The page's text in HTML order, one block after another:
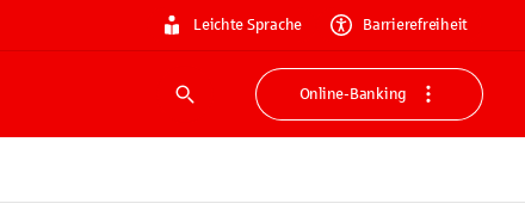
Leichte Sprache Barrierefreiheit
Suche
Online-Banking